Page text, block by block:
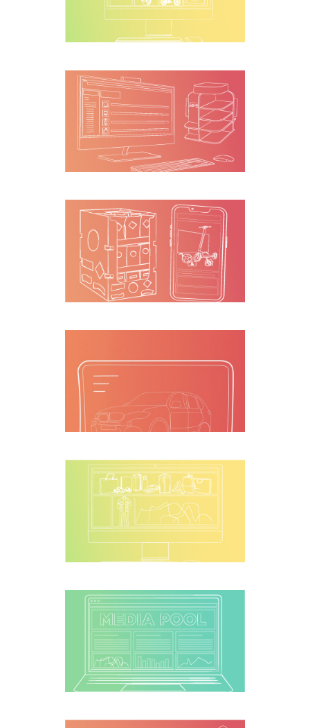
Programa de
incentivos
Logística y
transporte
Activación del
canal de venta
Programa de
Incentivos y
Comunicación
Logística
integral
Diseño y
desarrollo web